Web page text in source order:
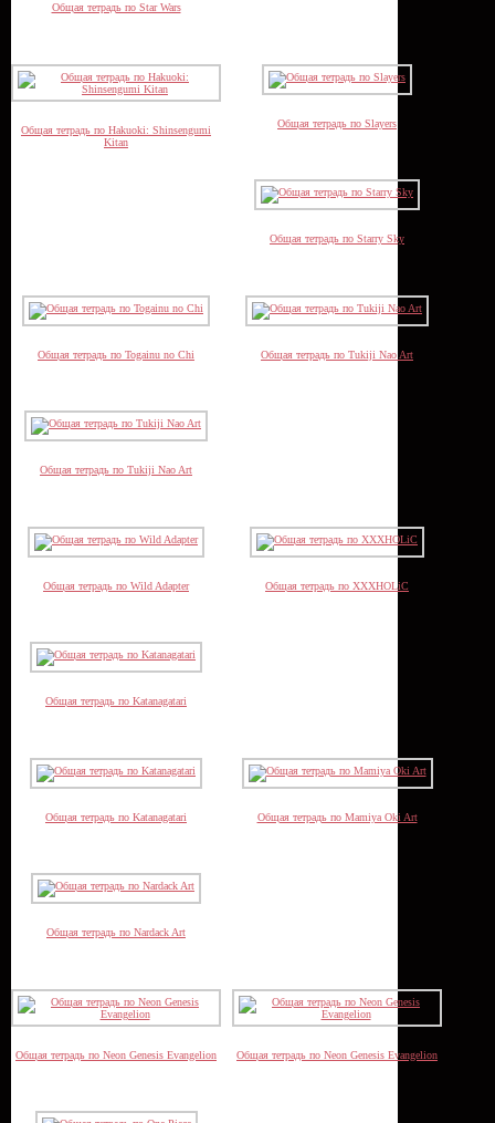
Общая тетрадь по Star Wars
Общая тетрадь по Hakuoki: Shinsengumi
Kitan
Общая тетрадь по Slayers
Общая тетрадь по Starry Sky
Общая тетрадь по Togainu no Chi Общая тетрадь по Tukiji Nao Art
Общая тетрадь по Tukiji Nao Art
Общая тетрадь по Wild Adapter Общая тетрадь по XXXHOLiC
Общая тетрадь по Katanagatari
Общая тетрадь по Katanagatari Общая тетрадь по Mamiya Oki Art
Общая тетрадь по Nardack Art
Общая тетрадь по Neon Genesis Evangelion Общая тетрадь по Neon Genesis Evangelion